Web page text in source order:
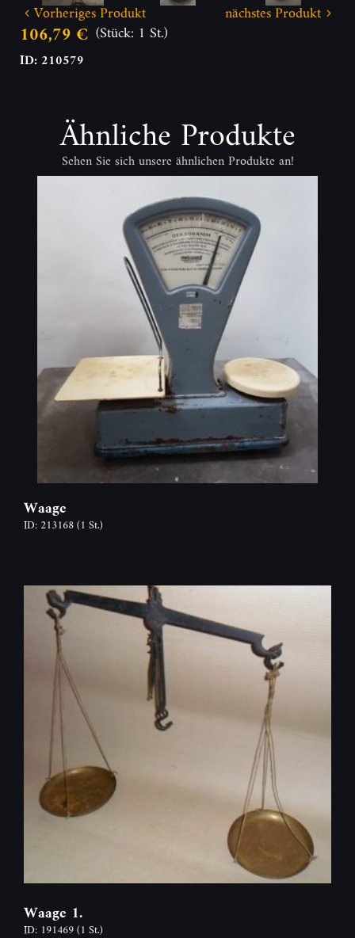
Vorheriges Produkt nächstes Produkt
106,79 € (Stück: 1 St.)
ID: 210579
Ähnliche Produkte
Sehen Sie sich unsere ähnlichen Produkte an!
Waage
ID: 213168(1 St.)
Waage 1.
ID: 191469(1 St.)